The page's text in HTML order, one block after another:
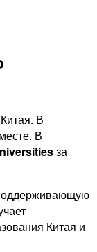
В
В
за
Китая и